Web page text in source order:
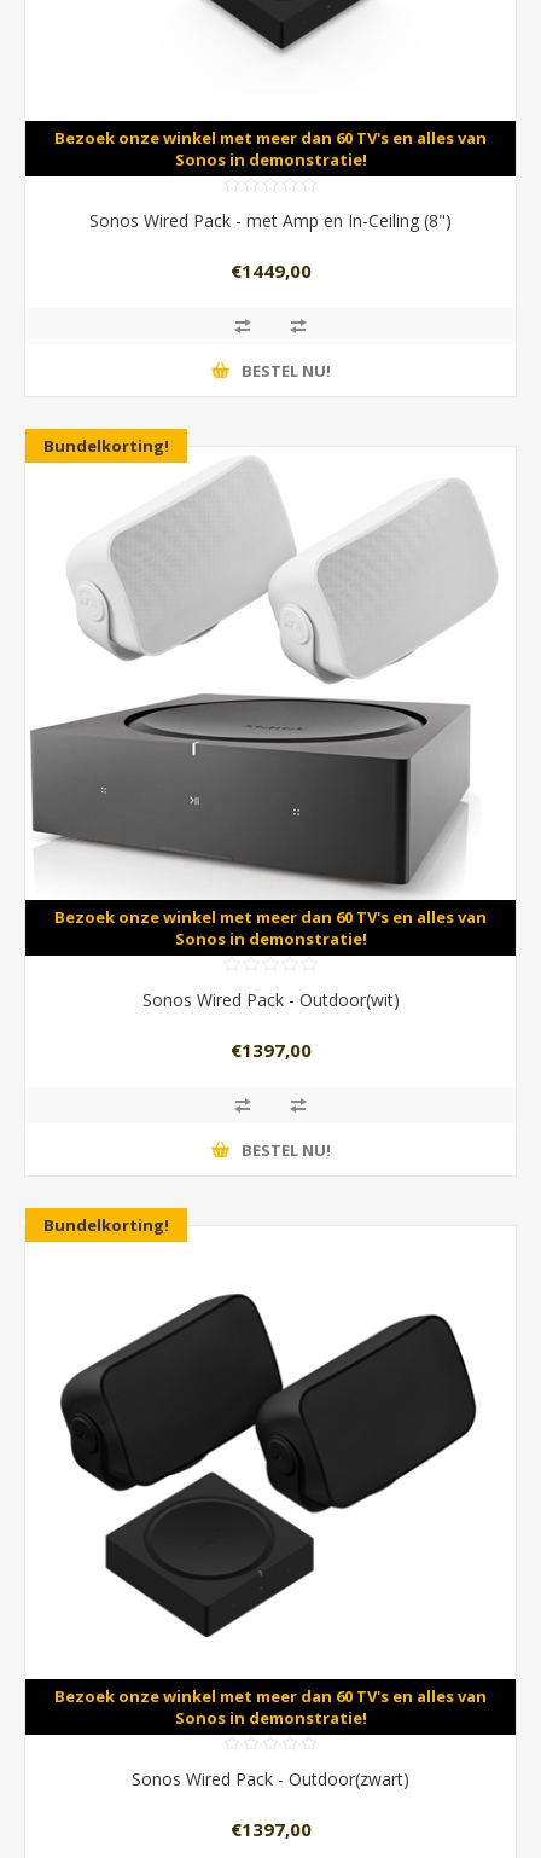
Bezoek onze winkel met meer dan 60 TV's en alles van
Sonos in demonstratie!
Sonos Wired Pack - met Amp en In-Ceiling (8")
€1449,00
BESTEL NU!
Bundelkorting!
Bezoek onze winkel met meer dan 60 TV's en alles van
Sonos in demonstratie!
Sonos Wired Pack - Outdoor(wit)
€1397,00
BESTEL NU!
Bundelkorting!
Bezoek onze winkel met meer dan 60 TV's en alles van
Sonos in demonstratie!
Sonos Wired Pack - Outdoor(zwart)
€1397,00